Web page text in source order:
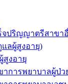
จปริญญาตรีสาขา
ลผู้สูงอายุ)
สูงอายุ
การพยาบาลผู้ป่